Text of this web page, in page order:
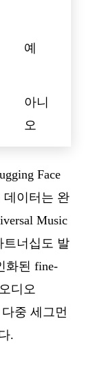
예
아니
오
Face
데이터는 완
Music
트너십도 발
화된 fine-
디오
중 세그먼
.